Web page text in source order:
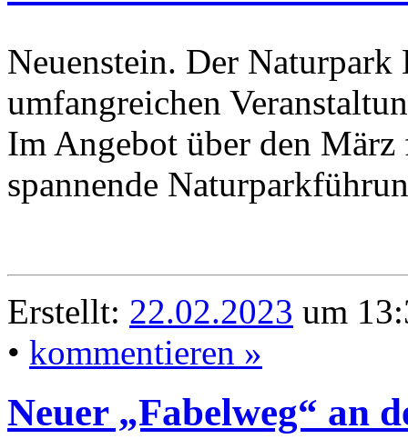
Neuenstein. Der
umfangreichen
Im Angebot über den
spannende
Erstellt: 22.02.2023 um
• kommentieren »
Neuer „Fabelweg“ an